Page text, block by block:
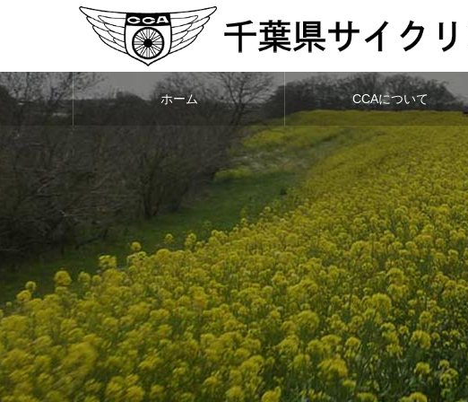
ホーム CCAについて